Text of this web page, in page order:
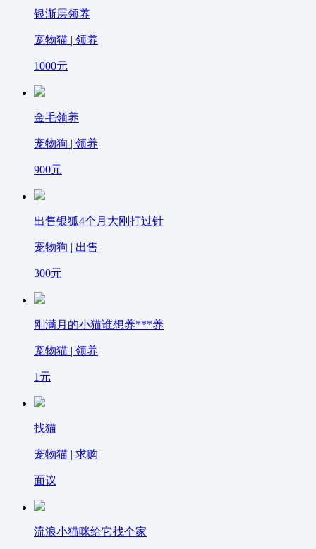
银渐层领养
宠物猫 | 领养
1000元
金毛领养
宠物狗 | 领养
900元
出售银狐4个月大刚打过针
宠物狗 | 出售
300元
刚满月的小猫谁想养***养
宠物猫 | 领养
1 元
找猫
宠物猫 | 求购
面议
流浪小猫咪给它找个家